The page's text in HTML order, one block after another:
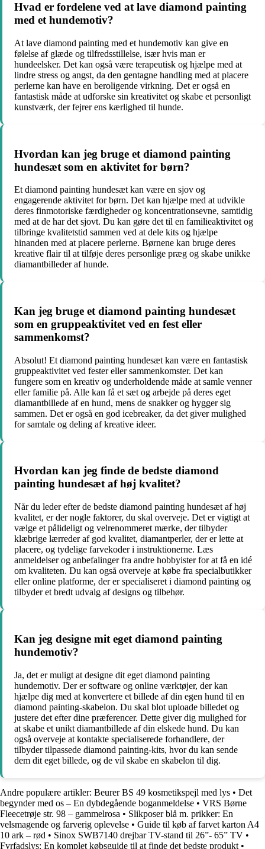
Hvad er fordelene ved at lave diamond painting
med et hundemotiv?
At lave diamond painting med et hundemotiv kan give en
følelse af glæde og tilfredsstillelse, især hvis man er
hundeelsker. Det kan også være terapeutisk og hjælpe med at
lindre stress og angst, da den gentagne handling med at placere
perlerne kan have en beroligende virkning. Det er også en
fantastisk måde at udforske sin kreativitet og skabe et personligt
kunstværk, der fejrer ens kærlighed til hunde.
Hvordan kan jeg bruge et diamond painting
hundesæt som en aktivitet for børn?
Et diamond painting hundesæt kan være en sjov og
engagerende aktivitet for børn. Det kan hjælpe med at udvikle
deres finmotoriske færdigheder og koncentrationsevne, samtidig
med at de har det sjovt. Du kan gøre det til en familieaktivitet og
tilbringe kvalitetstid sammen ved at dele kits og hjælpe
hinanden med at placere perlerne. Børnene kan bruge deres
kreative flair til at tilføje deres personlige præg og skabe unikke
diamantbilleder af hunde.
Kan jeg bruge et diamond painting hundesæt
som en gruppeaktivitet ved en fest eller
sammenkomst?
Absolut! Et diamond painting hundesæt kan være en fantastisk
gruppeaktivitet ved fester eller sammenkomster. Det kan
fungere som en kreativ og underholdende måde at samle venner
eller familie på. Alle kan få et sæt og arbejde på deres eget
diamantbillede af en hund, mens de snakker og hygger sig
sammen. Det er også en god icebreaker, da det giver mulighed
for samtale og deling af kreative ideer.
Hvordan kan jeg finde de bedste diamond
painting hundesæt af høj kvalitet?
Når du leder efter de bedste diamond painting hundesæt af høj
kvalitet, er der nogle faktorer, du skal overveje. Det er vigtigt at
vælge et pålideligt og velrenommeret mærke, der tilbyder
klæbrige lærreder af god kvalitet, diamantperler, der er lette at
placere, og tydelige farvekoder i instruktionerne. Læs
anmeldelser og anbefalinger fra andre hobbyister for at få en idé
om kvaliteten. Du kan også overveje at købe fra specialbutikker
eller online platforme, der er specialiseret i diamond painting og
tilbyder et bredt udvalg af designs og tilbehør.
Kan jeg designe mit eget diamond painting
hundemotiv?
Ja, det er muligt at designe dit eget diamond painting
hundemotiv. Der er software og online værktøjer, der kan
hjælpe dig med at konvertere et billede af din egen hund til en
diamond painting-skabelon. Du skal blot uploade billedet og
justere det efter dine præferencer. Dette giver dig mulighed for
at skabe et unikt diamantbillede af din elskede hund. Du kan
også overveje at kontakte specialiserede forhandlere, der
tilbyder tilpassede diamond painting-kits, hvor du kan sende
dem dit eget billede, og de vil skabe en skabelon til dig.
Andre populære artikler: Beurer BS 49 kosmetikspejl med lys • Det
begynder med os – En dybdegående boganmeldelse • VRS Børne
Fleecetrøje str. 98 – gammelrosa • Slikposer blå m. prikker: En
velsmagende og farverig oplevelse • Guide til køb af farvet karton A4
10 ark – rød • Sinox SWB7140 drejbar TV-stand til 26”- 65” TV •
Fyrfadslys: En komplet købsguide til at finde det bedste produkt •